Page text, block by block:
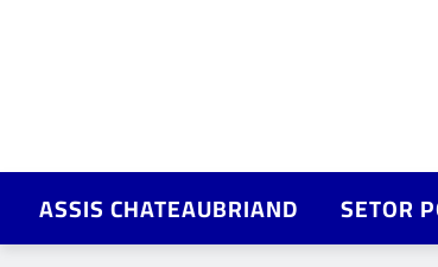
ASSIS CHATEAUBRIAND SETOR